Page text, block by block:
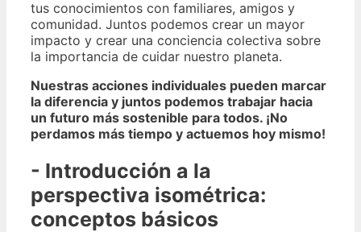
tus conocimientos con familiares, amigos y
comunidad. Juntos podemos crear un mayor
impacto y crear una conciencia colectiva sobre
la importancia de cuidar nuestro planeta.
Nuestras acciones individuales pueden marcar
la diferencia y juntos podemos trabajar hacia
un futuro más sostenible para todos. ¡No
perdamos más tiempo y actuemos hoy mismo!
- Introducción a la
perspectiva isométrica:
conceptos básicos